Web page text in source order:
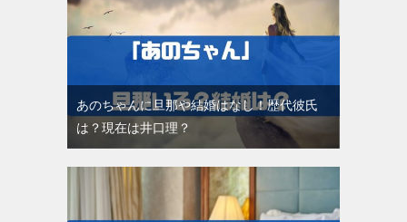
あのちゃんに旦那や結婚はなし！歴代彼氏
は？現在は井口理？